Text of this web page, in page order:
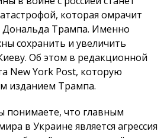
которая омрачит
Дональда Трампа. Именно
сохранить и увеличить
Об этом в редакционной
New York Post, которую
изданием Трампа.
понимаете, что главным
в Украине является агрессия